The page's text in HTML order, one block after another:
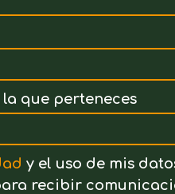
que perteneces
y el uso de mis
recibir